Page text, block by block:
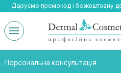
Даруємо безкоштовну доставку та
-25% на весь
Даруємо промокод і безкоштовну
Персональна консультація